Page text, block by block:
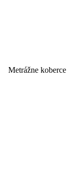
Metrážne koberce